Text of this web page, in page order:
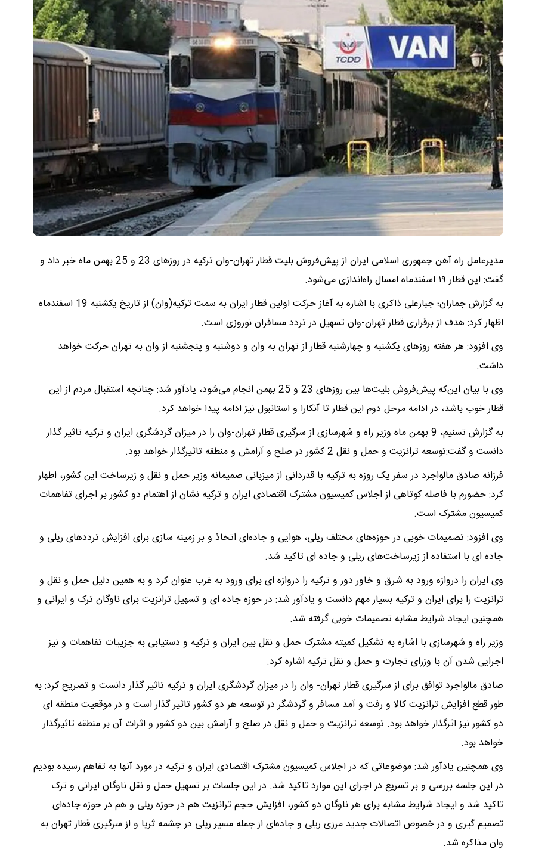
مدیرعامل راه آهن جمهوری اسلامی ایران از پیش‌فروش بلیت‌ قطار تهران-وان ترکیه در روزهای 23 و 25 بهمن ماه خبر داد و
گفت: این قطار ۱۹ اسفندماه امسال راه‌اندازی می‌شود.
به گزارش جماران؛ جبارعلی ذاکری با اشاره به آغاز حرکت اولین قطار ایران به سمت ترکیه(وان) از تاریخ یکشنبه 19 اسفندماه
اظهار کرد: هدف از برقراری قطار تهران-وان تسهیل در تردد مسافران نوروزی است.
وی افزود: هر هفته روزهای یکشنبه و چهارشنبه قطار از تهران به‌ وان و دوشنبه و پنجشنبه از وان به تهران حرکت خواهد
داشت.
وی با بیان این‌که پیش‌فروش بلیت‌ها بین روزهای 23 و 25 بهمن انجام می‌شود، یادآور شد: چنانچه استقبال مردم از این
قطار خوب باشد، در ادامه مرحل دوم این قطار تا آنکارا و استانبول نیز ادامه پیدا خواهد کرد.
به گزارش تسنیم، 9 بهمن ماه وزیر راه و شهرسازی از سرگیری قطار تهران-وان را در میزان گردشگری ایران و ترکیه تاثیر گذار
دانست و گفت:توسعه ترانزیت و حمل و نقل 2 کشور در صلح و آرامش و منطقه تاثیرگذار خواهد بود.
فرزانه صادق مالواجرد در سفر یک روزه به ترکیه با قدردانی از میزبانی صمیمانه وزیر حمل و نقل و زیرساخت این کشور، اطهار
کرد: حضورم با فاصله کوتاهی از اجلاس کمیسیون مشترک اقتصادی ایران و ترکیه نشان از اهتمام دو کشور بر اجرای تفاهمات
کمیسیون مشترک است.
وی افزود: تصمیمات خوبی در حوزه‌های مختلف ریلی، هوایی و جاده‌ای اتخاذ و بر زمینه سازی برای افزایش ترددهای ریلی و
جاده ای با استفاده از زیرساخت‌های ریلی و جاده ای تاکید شد.
وی ایران را دروازه ورود به شرق و خاور دور و ترکیه را دروازه ای برای ورود به غرب عنوان کرد و به همین دلیل حمل و نقل و
ترانزیت را برای ایران و ترکیه بسیار مهم دانست و یادآور شد: در حوزه جاده ای و تسهیل ترانزیت برای ناوگان ترک و ایرانی و
همچنین ایجاد شرایط مشابه تصمیمات خوبی گرفته شد.
وزیر راه و شهرسازی با اشاره به تشکیل کمیته مشترک حمل و نقل بین ایران و ترکیه و دستیابی به جزییات تفاهمات و نیز
اجرایی شدن آن با وزرای تجارت و حمل و نقل ترکیه اشاره کرد.
صادق مالواجرد توافق برای از سرگیری قطار تهران- وان را در میزان گردشگری ایران و ترکیه تاثیر گذار دانست و تصریح کرد: به
طور قطع افزایش ترانزیت کالا و رفت و آمد مسافر و گردشگر در توسعه هر دو کشور تاثیر گذار است و در موقعیت منطقه ای
دو کشور نیز اثرگذار خواهد بود. توسعه ترانزیت و حمل و نقل در صلح و آرامش بین دو کشور و اثرات آن بر منطقه تاثیرگذار
خواهد بود.
وی همچنین یادآور شد: موضوعاتی که در اجلاس کمیسیون مشترک اقتصادی ایران و ترکیه در مورد آنها به تفاهم رسیده بودیم
در این جلسه بررسی و بر تسریع در اجرای این موارد تاکید شد. در این جلسات بر تسهیل حمل و نقل ناوگان ایرانی و ترک
تاکید شد و ایجاد شرایط مشابه برای هر ناوگان دو کشور، افزایش حجم ترانزیت هم در حوزه ریلی و هم در حوزه جاده‌ای
تصمیم گیری و در خصوص اتصالات جدید مرزی ریلی و جاده‌ای از جمله مسیر ریلی در چشمه ثریا و از سرگیری قطار تهران به
وان مذاکره شد.